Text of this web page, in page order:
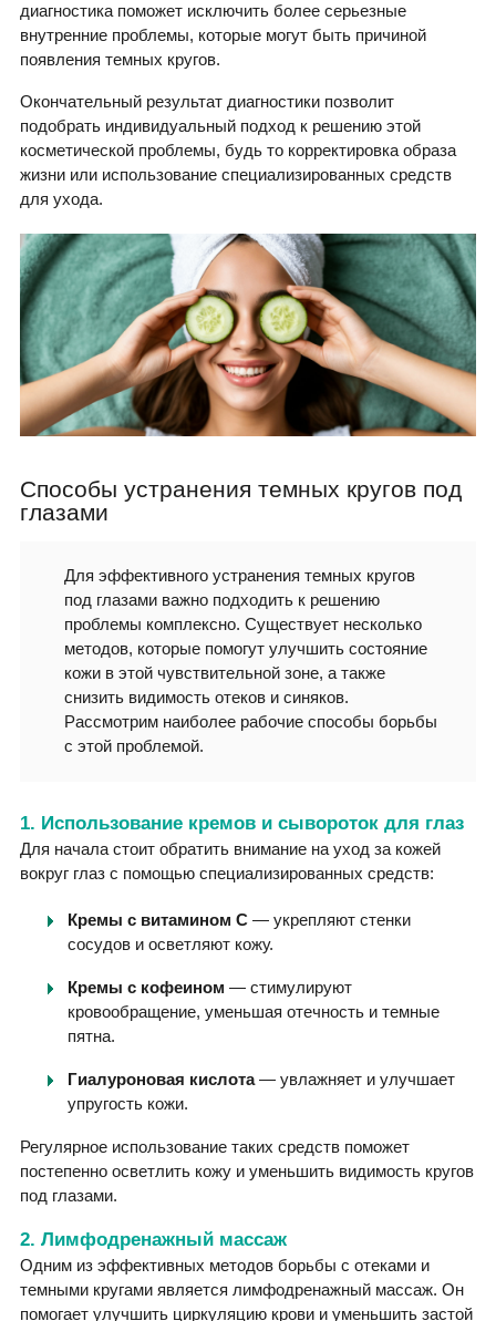
диагностика поможет исключить более серьезные
внутренние проблемы, которые могут быть причиной
появления темных кругов.
Окончательный результат диагностики позволит
подобрать индивидуальный подход к решению этой
косметической проблемы, будь то корректировка образа
жизни или использование специализированных средств
для ухода.
Способы устранения темных кругов под
глазами
Для эффективного устранения темных кругов
под глазами важно подходить к решению
проблемы комплексно. Существует несколько
методов, которые помогут улучшить состояние
кожи в этой чувствительной зоне, а также
снизить видимость отеков и синяков.
Рассмотрим наиболее рабочие способы борьбы
с этой проблемой.
1. Использование кремов и сывороток для глаз
Для начала стоит обратить внимание на уход за кожей
вокруг глаз с помощью специализированных средств:
Кремы с витамином C — укрепляют стенки
сосудов и осветляют кожу.
Кремы с кофеином — стимулируют
кровообращение, уменьшая отечность и темные
пятна.
Гиалуроновая кислота— увлажняет и улучшает
упругость кожи.
Регулярное использование таких средств поможет
постепенно осветлить кожу и уменьшить видимость кругов
под глазами.
2. Лимфодренажный массаж
Одним из эффективных методов борьбы с отеками и
темными кругами является лимфодренажный массаж. Он
помогает улучшить циркуляцию крови и уменьшить застой